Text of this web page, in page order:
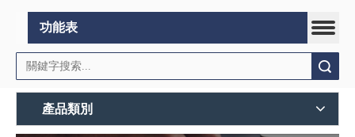
功能表
產品類別